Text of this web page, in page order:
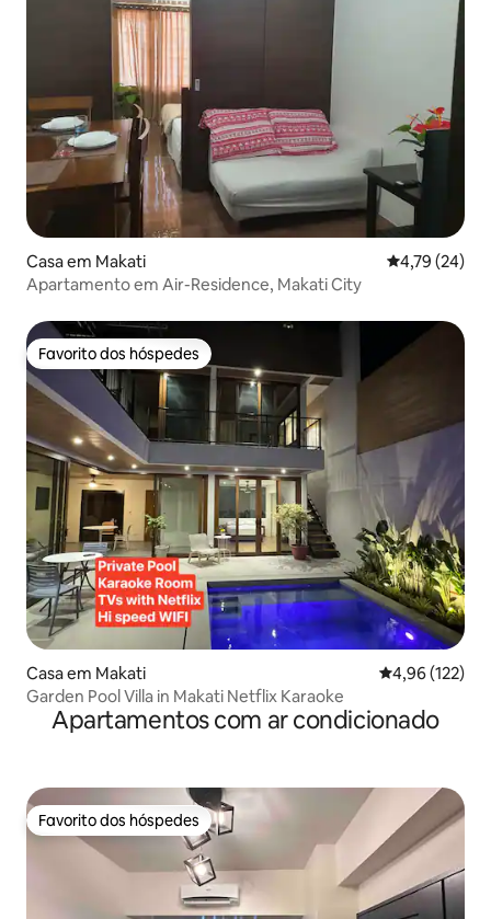
Casa em Makati Classificação
4,79 (24)
Apartamento em Air-Residence, Makati City
Favorito dos hóspedes
Favorito dos hóspedes
Casa em Makati Classificação
4,96 (122)
Garden Pool Villa in Makati Netflix Karaoke
Apartamentos com ar condicionado
Favorito dos hóspedes
Favorito dos hóspedes